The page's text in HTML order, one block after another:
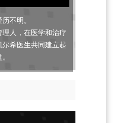
不明。
人，在医学和治疗
希医生共同建立起